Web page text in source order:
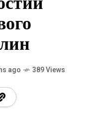
ago 389 Views